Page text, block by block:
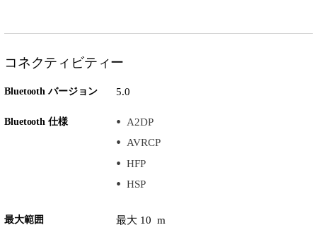
コネクティビティー
Bluetooth バージョン 5.0
Bluetooth 仕様
A2DP
AVRCP
HFP
HSP
最大範囲 最大 10 m